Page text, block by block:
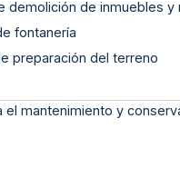
demolición de inmuebles y
fontanería
preparación del terreno
mantenimiento y